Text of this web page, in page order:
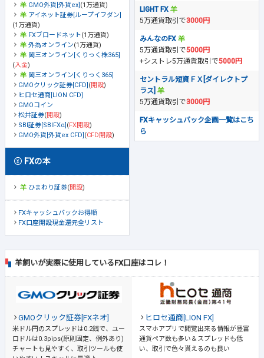
GMO外貨[外貨ex] (1万通貨)
アイネット証券[ループイフダン]
(1万通貨)
FXブロードネット(1万通貨)
外為オンライン(1万通貨)
岡三オンライン[くりっく株365]
(入金)
岡三オンライン[くりっく365]
GMOクリック証券[CFD] (開設)
ヒロセ通商[LION CFD]
GMOコイン
松井証券(開設)
SBI証券[SBIFXα] (FX開設)
GMO外貨[外貨ex CFD] (CFD開設)
FXの本
ひまわり証券(開設)
FXキャッシュバックお得順
FX口座開設現金還元全リスト
LIGHT FX
5万通貨取引で3000円
みんなのFX
5万通貨取引で5000円
+シストレ5万通貨取引で5000円
セントラル短資ＦＸ[ダイレクトプ
ラス]
5万通貨取引で3000円
FXキャッシュバック企画一覧はこち
ら
羊飼いが実際に使用しているFX口座はコレ！
GMOクリック証券[FXネオ]
米ドル円のスプレッドは0.2銭で、ユー
ロドルは0.3pips(原則固定、例外あり)
チャートも見やすく、取引ツールも使
ヒロセ通商[LION FX]
スマホアプリで閲覧出来る情報が豊富
通貨ペア数も多い＆スプレッドも低
い、取引で色々貰えるのも良い